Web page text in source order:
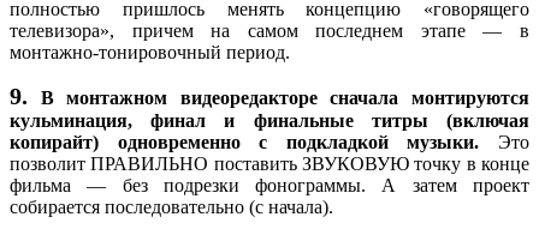
полностью пришлось менять концепцию «говорящего
телевизора», причем на самом последнем этапе — в
монтажно-тонировочный период.
9.
В монтажном видеоредакторе сначала монтируются
кульминация, финал и финальные титры (включая
копирайт) одновременно с подкладкой музыки. Это
позволит ПРАВИЛЬНО поставить ЗВУКОВУЮ точку в конце
фильма — без подрезки фонограммы. А затем проект
собирается последовательно (с начала).